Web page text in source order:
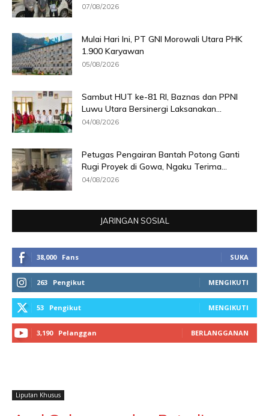
07/08/2026
Mulai Hari Ini, PT GNI Morowali Utara PHK
1.900 Karyawan
05/08/2026
Sambut HUT ke-81 RI, Baznas dan PPNI
Luwu Utara Bersinergi Laksanakan...
04/08/2026
Petugas Pengairan Bantah Potong Ganti
Rugi Proyek di Gowa, Ngaku Terima...
04/08/2026
JARINGAN SOSIAL
38,000 Fans SUKA
263 Pengikut MENGIKUTI
53 Pengikut MENGIKUTI
3,190 Pelanggan BERLANGGANAN